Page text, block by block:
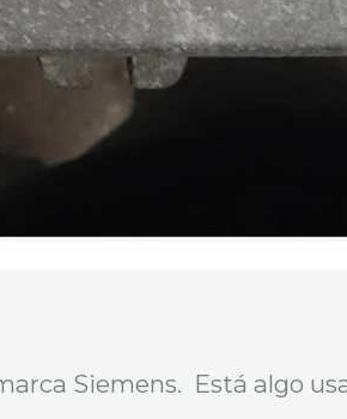
Siemens. Está algo